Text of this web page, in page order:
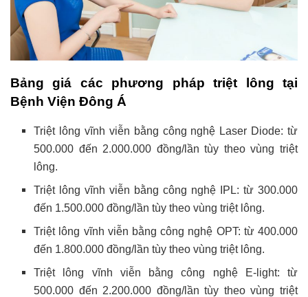
Bảng giá các phương pháp triệt lông tại
Bệnh Viện Đông Á
Triệt lông vĩnh viễn bằng công nghệ Laser Diode: từ
500.000 đến 2.000.000 đồng/lần tùy theo vùng triệt
lông.
Triệt lông vĩnh viễn bằng công nghệ IPL: từ 300.000
đến 1.500.000 đồng/lần tùy theo vùng triệt lông.
Triệt lông vĩnh viễn bằng công nghệ OPT: từ 400.000
đến 1.800.000 đồng/lần tùy theo vùng triệt lông.
Triệt lông vĩnh viễn bằng công nghệ E-light: từ
500.000 đến 2.200.000 đồng/lần tùy theo vùng triệt